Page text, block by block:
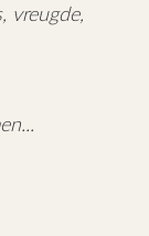
vreugde,